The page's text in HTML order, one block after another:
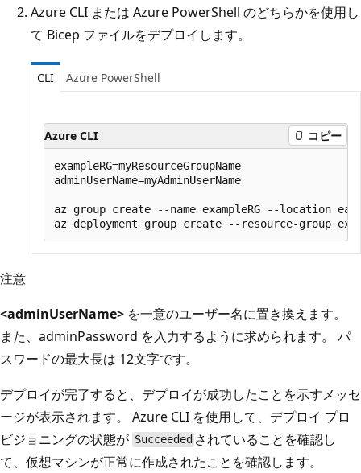
Azure CLI または Azure PowerShell のどちらかを使用し
て Bicep ファイルをデプロイします。
CLI Azure PowerShell
Azure CLI コピー
exampleRG=myResourceGroupName
adminUserName=myAdminUserName
az group create --name exampleRG --location
注意
<adminUserName> を一意のユーザー名に置き換えます。
また、adminPassword を入力するように求められます。 パ
スワードの最大長は 12文字です。
デプロイが完了すると、デプロイが成功したことを示すメッセ
ージが表示されます。 Azure CLI を使用して、デプロイ プロ
ビジョニングの状態が Succeeded されていることを確認し
て、仮想マシンが正常に作成されたことを確認します。